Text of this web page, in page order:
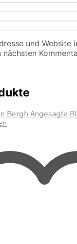
und Website